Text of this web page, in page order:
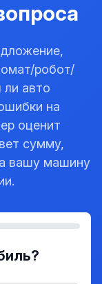
робот/
ли авто
на
оценит
сумму,
вашу машину